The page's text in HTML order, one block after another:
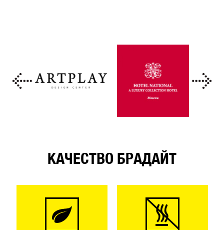
КАЧЕСТВО БРАДАЙТ